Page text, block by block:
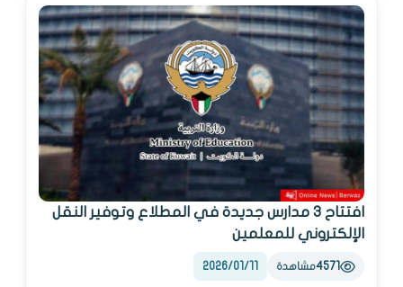
افتتاح 3 مدارس جديدة في المطلاع وتوفير النقل
الإلكتروني للمعلمين
4571مشاهدة 2026/01/11